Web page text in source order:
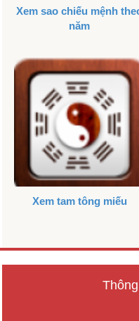
Xem sao chiếu mệnh
năm
Xem tam tông miếu